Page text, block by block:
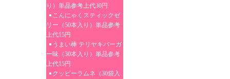
り）単品参考上代30円
こんにゃくスティックゼ
リー（50本入り）単品参考
上代15円
うまい棒 テリヤキバーガ
ー味（30本入り）単品参考
上代15円
クッピーラムネ（30袋入